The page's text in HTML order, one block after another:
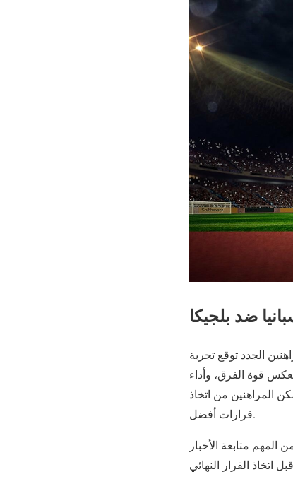
ضد بلجيكا
يمكن للمراهنين الجدد توقع تجربة
قوة الفرق، وأداء
المراهنين من اتخاذ
قرارات أفضل.
المهم متابعة الأخبار